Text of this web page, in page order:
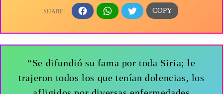
“Se difundió su fama por toda Siria; le
trajeron todos los que tenían dolencias, los